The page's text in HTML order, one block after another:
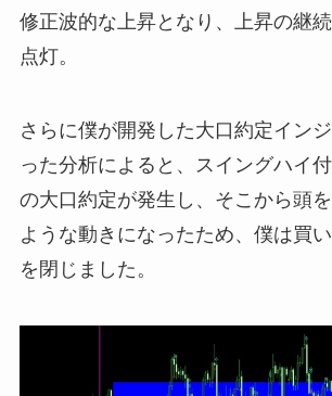
修正波的な上昇となり、上昇の継
点灯。
さらに僕が開発した大口約定イン
った分析によると、スイングハイ
の大口約定が発生し、そこから頭
ような動きになったため、僕は買
を閉じました。